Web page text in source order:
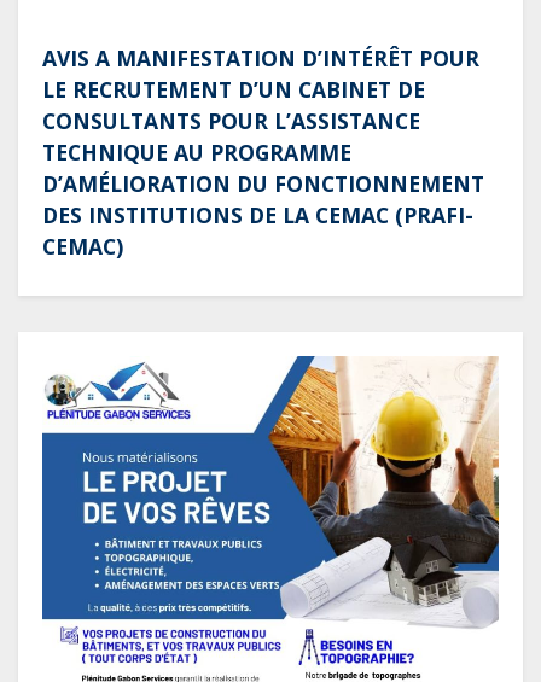
AVIS A MANIFESTATION D’INTÉRÊT POUR
LE RECRUTEMENT D’UN CABINET DE
CONSULTANTS POUR L’ASSISTANCE
TECHNIQUE AU PROGRAMME
D’AMÉLIORATION DU FONCTIONNEMENT
DES INSTITUTIONS DE LA CEMAC (PRAFI-
CEMAC)